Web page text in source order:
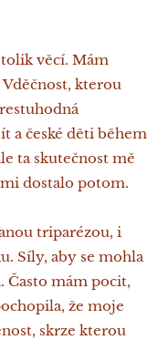
věcí. Mám
kterou
a české děti během
ta skutečnost mě
dostalo potom.
triparézou, i
Síly, aby se mohla
Často mám pocit,
že moje
skrze kterou